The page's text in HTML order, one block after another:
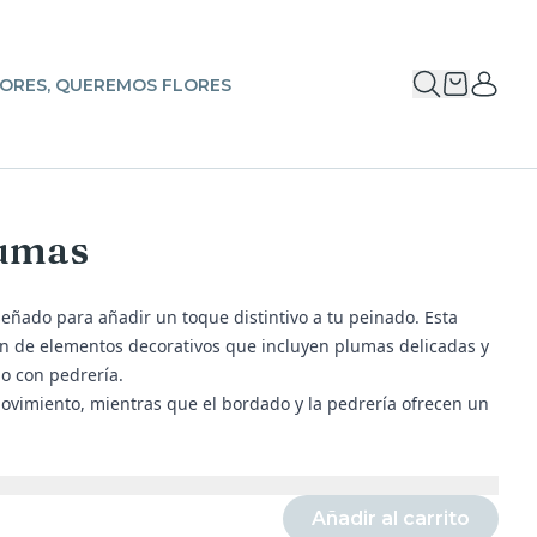
QUEREMOS FLORES
para añadir un toque distintivo a tu peinado. Esta
de elementos decorativos que incluyen plumas delicadas y
con pedrería.
mientras que el bordado y la pedrería ofrecen un
Añadir al carrito